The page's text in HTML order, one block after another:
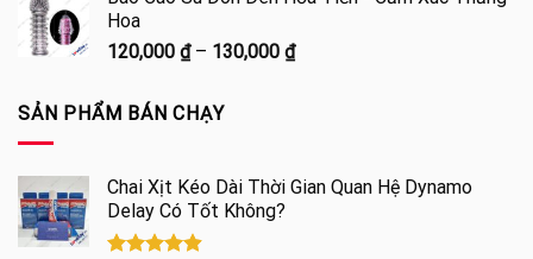
Hoa
120,000 ₫ – 130,000 ₫Khoảng
130,000 ₫
SẢN PHẨM BÁN CHẠY
Chai Xịt Kéo Dài Thời Gian Quan Hệ Dynamo
Delay Có Tốt Không?